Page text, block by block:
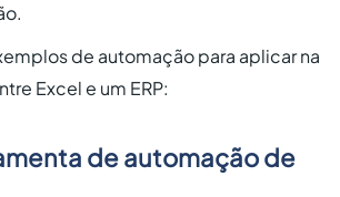
de automação para aplicar na
Excel e um ERP:
de automação de